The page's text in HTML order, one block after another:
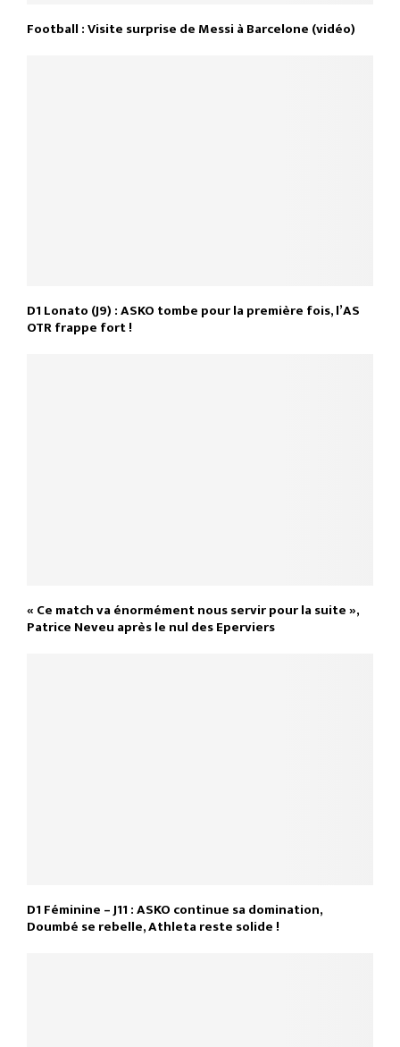
Football : Visite surprise de Messi à Barcelone (vidéo)
D1 Lonato (J9) : ASKO tombe pour la première fois, l’AS
OTR frappe fort !
« Ce match va énormément nous servir pour la suite »,
Patrice Neveu après le nul des Eperviers
D1 Féminine – J11 : ASKO continue sa domination,
Doumbé se rebelle, Athleta reste solide !